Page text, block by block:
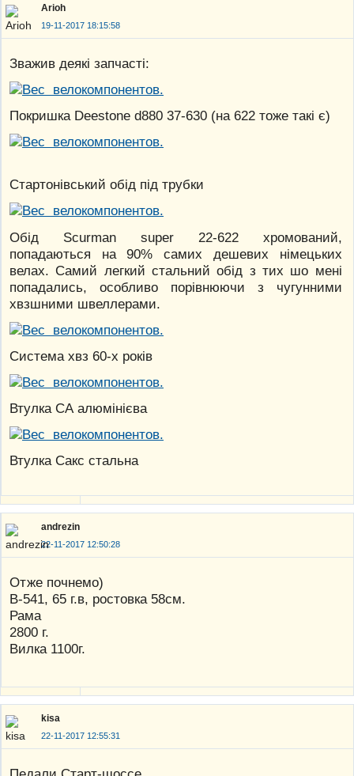
Arioh
19-11-2017 18:15:58
Зважив деякі запчасті:
Покришка Deestone d880 37-630 (на 622 тоже такі є)
Стартонівський обід під трубки
Обід Scurman super 22-622 хромований,
попадаються на 90% самих дешевих німецьких
велах. Самий легкий стальний обід з тих шо мені
попадались, особливо порівнюючи з чугунними
хвзшними швеллерами.
Система хвз 60-х років
Втулка СА алюмінієва
Втулка Сакс стальна
andrezin
22-11-2017 12:50:28
Отже почнемо)
В-541, 65 г.в, ростовка 58см.
Рама
2800 г.
Вилка 1100г.
kisa
22-11-2017 12:55:31